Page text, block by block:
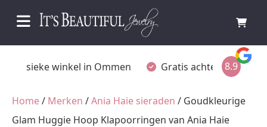
Fysieke winkel in Ommen Gratis achteraf betalen
8.9
Home/ Merken /Ania Haie sieraden / Goudkleurige
Glam Huggie Hoop Klapoorringen van Ania Haie